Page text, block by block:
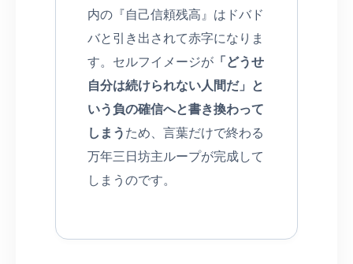
内の『自己信頼残高』はドバド
バと引き出されて赤字になりま
す。セルフイメージが 「どうせ
自分は続けられない人間だ」と
いう負の確信へと書き換わって
しまうため、言葉だけで終わる
万年三日坊主ループが完成して
しまうのです。